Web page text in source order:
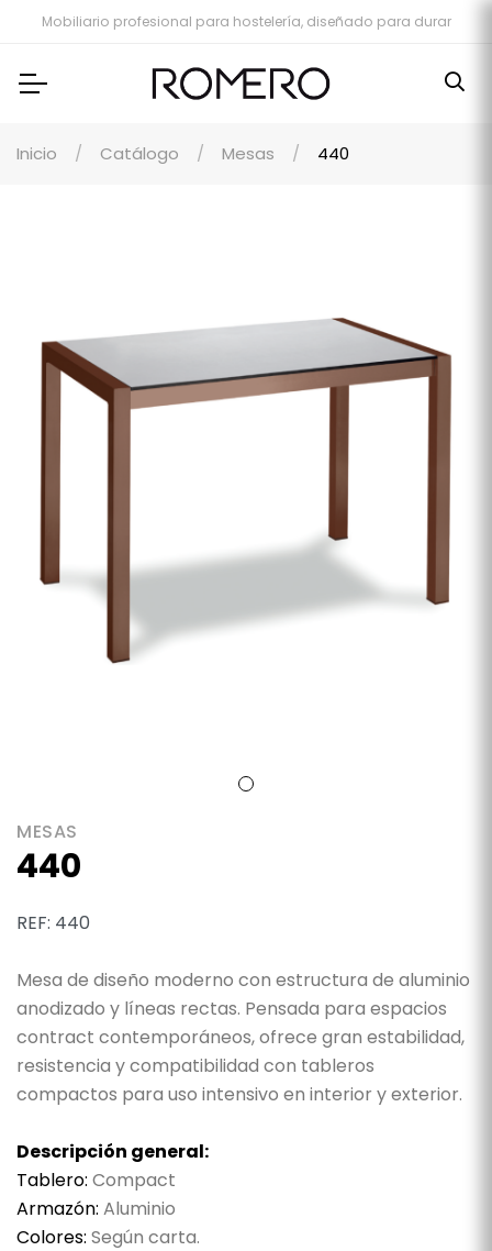
Mobiliario profesional para hostelería, diseñado para durar
Inicio Catálogo Mesas 440
MESAS
440
REF: 440
Mesa de diseño moderno con estructura de aluminio
anodizado y líneas rectas. Pensada para espacios
contract contemporáneos, ofrece gran estabilidad,
resistencia y compatibilidad con tableros
compactos para uso intensivo en interior y exterior.
Descripción general:
Tablero: Compact
Armazón: Aluminio
Colores: Según carta.